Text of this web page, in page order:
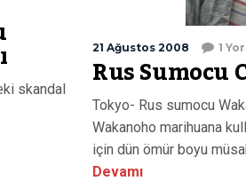
skandal
21 Ağustos 2008 1
Rus Sumocu
Tokyo- Rus sumocu
Wakanoho marihuana
için dün ömür boyu
Devamı